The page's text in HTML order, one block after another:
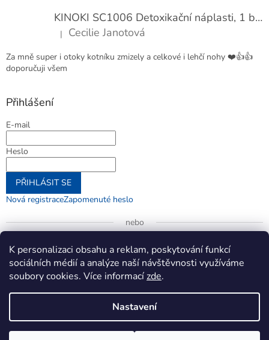
K personalizaci obsahu a reklam, poskytování funkcí
sociálních médií a analýze naší návštěvnosti využíváme
soubory cookies. Více informacízde.
Nastavení
KINOKI SC1006 Detoxikační náplasti, 1 balení - 10 ks
Hodnocení produktu je 4 z 5 hvězdiček.
| Cecilie Janotová
Za mně super i otoky kotníku zmizely a celkové i lehčí nohy ❤️👍👍
doporučuji všem
Přihlášení
E-mail
Heslo
PŘIHLÁSIT SE
Nová registraceZapomenuté heslo
nebo
Přihlásit se přes Google
Copyright 2026jenifer.cz. Všechna práva vyhrazena.Upravit